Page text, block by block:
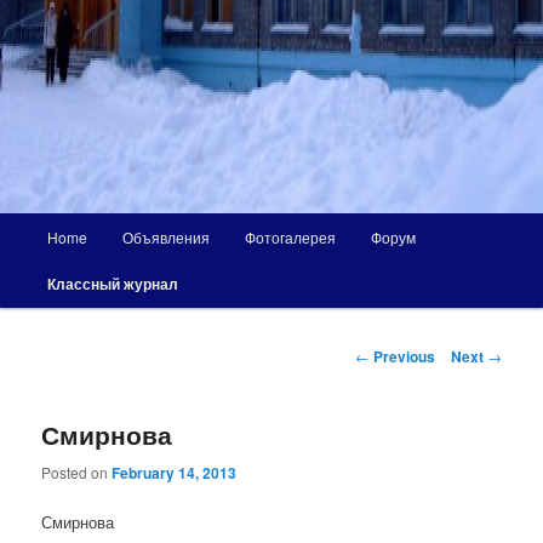
Home Объявления Фотогалерея Форум
Классный журнал
Post
← Previous Next →
Смирнова
Posted onFebruary 14, 2013
Смирнова